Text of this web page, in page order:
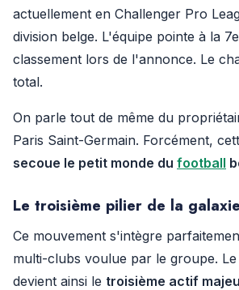
actuellement en Challenger Pro
division belge. L'équipe pointe à la
classement lors de l'annonce. Le
total.
On parle tout de même du
Paris Saint-Germain. Forcément,
secoue le petit monde du football
Le troisième pilier de la
Ce mouvement s'intègre
multi-clubs voulue par le groupe.
devient ainsi le troisième actif